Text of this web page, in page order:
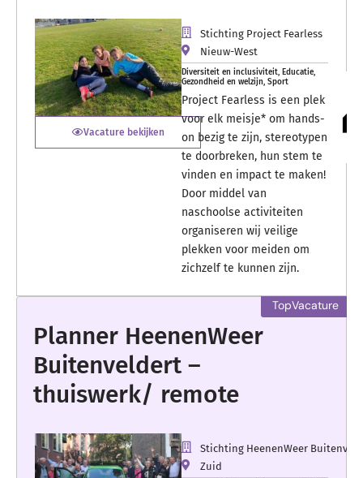
Vacature bekijken
Stichting Project Fearless
Nieuw-West
Diversiteit en inclusiviteit, Educatie,
Gezondheid en welzijn, Sport
Project Fearless is een plek
voor elk meisje* om hands-
on bezig te zijn, stereotypen
te doorbreken, hun stem te
vinden en impact te maken!
Door middel van
naschoolse activiteiten
organiseren wij veilige
plekken voor meiden om
zichzelf te kunnen zijn.
Planner HeenenWeer
Buitenveldert –
thuiswerk/ remote
Stichting HeenenWeer
Zuid